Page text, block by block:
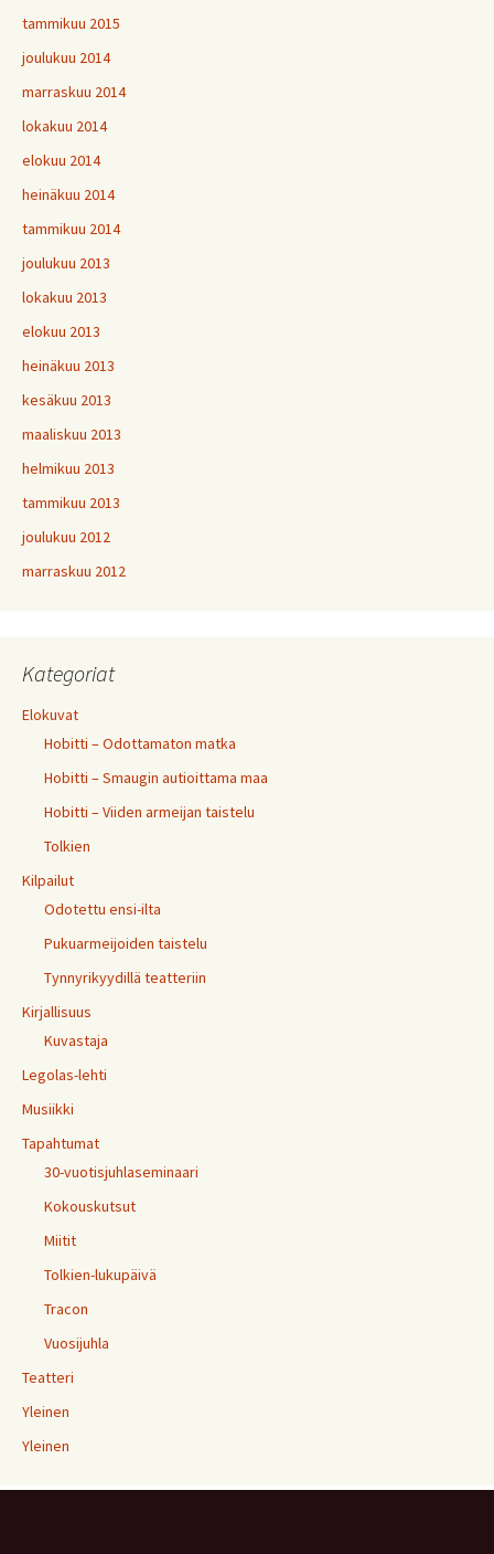
tammikuu 2015
joulukuu 2014
marraskuu 2014
lokakuu 2014
elokuu 2014
heinäkuu 2014
tammikuu 2014
joulukuu 2013
lokakuu 2013
elokuu 2013
heinäkuu 2013
kesäkuu 2013
maaliskuu 2013
helmikuu 2013
tammikuu 2013
joulukuu 2012
marraskuu 2012
Kategoriat
Elokuvat
Hobitti – Odottamaton matka
Hobitti – Smaugin autioittama maa
Hobitti – Viiden armeijan taistelu
Tolkien
Kilpailut
Odotettu ensi-ilta
Pukuarmeijoiden taistelu
Tynnyrikyydillä teatteriin
Kirjallisuus
Kuvastaja
Legolas-lehti
Musiikki
Tapahtumat
30-vuotisjuhlaseminaari
Kokouskutsut
Miitit
Tolkien-lukupäivä
Tracon
Vuosijuhla
Teatteri
Yleinen
Yleinen